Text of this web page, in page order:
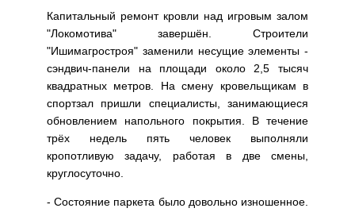
Капитальный ремонт кровли над игровым залом
"Локомотива" завершён. Строители
"Ишимагростроя" заменили несущие элементы -
сэндвич-панели на площади около 2,5 тысяч
квадратных метров. На смену кровельщикам в
спортзал пришли специалисты, занимающиеся
обновлением напольного покрытия. В течение
трёх недель пять человек выполняли
кропотливую задачу, работая в две смены,
круглосуточно.
- Состояние паркета было довольно изношенное.